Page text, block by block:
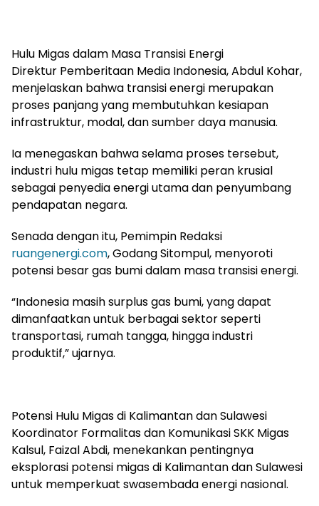
Hulu Migas dalam Masa Transisi Energi
Direktur Pemberitaan Media Indonesia, Abdul Kohar,
menjelaskan bahwa transisi energi merupakan
proses panjang yang membutuhkan kesiapan
infrastruktur, modal, dan sumber daya manusia.
Ia menegaskan bahwa selama proses tersebut,
industri hulu migas tetap memiliki peran krusial
sebagai penyedia energi utama dan penyumbang
pendapatan negara.
Senada dengan itu, Pemimpin Redaksi
ruangenergi.com, Godang Sitompul, menyoroti
potensi besar gas bumi dalam masa transisi energi.
“Indonesia masih surplus gas bumi, yang dapat
dimanfaatkan untuk berbagai sektor seperti
transportasi, rumah tangga, hingga industri
produktif,” ujarnya.
Potensi Hulu Migas di Kalimantan dan Sulawesi
Koordinator Formalitas dan Komunikasi SKK Migas
Kalsul, Faizal Abdi, menekankan pentingnya
eksplorasi potensi migas di Kalimantan dan Sulawesi
untuk memperkuat swasembada energi nasional.